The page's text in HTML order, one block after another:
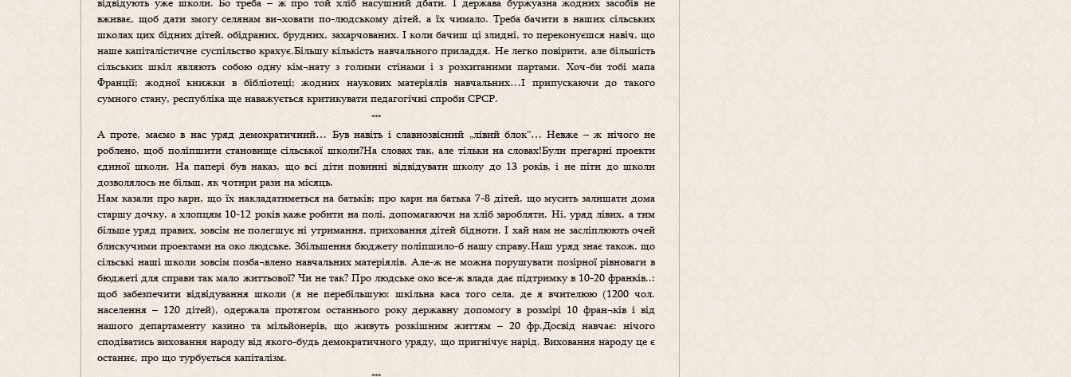
вживає, щоб дати змогу селянам ви¬ховати по-людському дітей, а їх чимало. Треба бачити в наших сільських
школах цих бідних дітей, обідраних, брудних, захарчованих. І коли бачиш ці злидні, то переконуєшся навіч, що
наше капіталістичне суспільство крахує.Більшу кількість навчального приладдя. Не легко повірити, але більшість
сільських шкіл являють собою одну кім¬нату з голими стінами і з розхитаними партами. Хоч-би тобі мапа
Франції; жодної книжки в бібліотеці; жодних наукових матеріялів навчальних…І припускаючи до такого
сумного стану, республіка ще наважується критикувати педагогічні спроби СРСР.
***
А проте, маємо в нас уряд демократичний… Був навіть і славнозвісний „лівий блок”… Невже – ж нічого не
роблено, щоб поліпшити становище сільської школи?На словах так, але тільки на словах!Були прегарні проекти
єдиної школи. На папері був наказ, що всі діти повинні відвідувати школу до 13 років, і не піти до школи
дозволялось не більш, як чотири рази на місяць.
Нам казали про кари, що їх накладатиметься на батьків; про кари на батька 7-8 дітей, що мусить залишати дома
старшу дочку, а хлопцям 10-12 років каже робити на полі, допомагаючи на хліб заробляти. Ні, уряд лівих, а тим
більше уряд правих, зовсім не полегшує ні утримання, приховання дітей бідноти. І хай нам не засліплюють очей
блискучими проектами на око людське. Збільшення бюджету поліпшило-б нашу справу.Наш уряд знає також, що
сільські наші школи зовсім позба¬влено навчальних матеріялів. Але-ж не можна порушувати позірної рівноваги в
бюджеті для справи так мало життьової? Чи не так? Про людське око все-ж влада дає підтримку в 10-20 франків..:
щоб забезпечити відвідування школи (я не перебільшую: шкільна каса того села, де я вчителюю (1200 чол.
населення – 120 дітей), одержала протягом останнього року державну допомогу в розмірі 10 фран¬ків і від
нашого департаменту казино та мільйонерів, що живуть розкішним життям – 20 фр.Досвід навчає: нічого
сподіватись виховання народу від якого-будь демократичного уряду, що пригнічує нарід. Виховання народу це є
останнє, про що турбується капіталізм.